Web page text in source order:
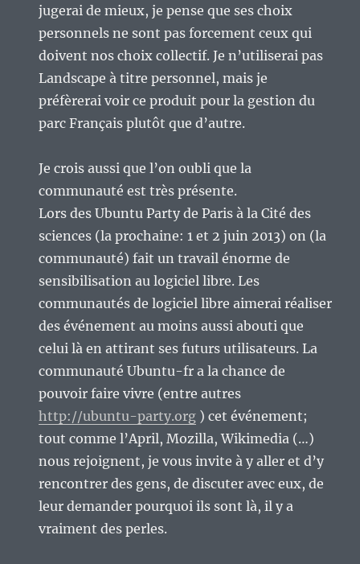
jugerai de mieux, je pense que ses choix
personnels ne sont pas forcement ceux qui
doivent nos choix collectif. Je n’utiliserai pas
Landscape à titre personnel, mais je
préfèrerai voir ce produit pour la gestion du
parc Français plutôt que d’autre.
Je crois aussi que l’on oubli que la
communauté est très présente.
Lors des Ubuntu Party de Paris à la Cité des
sciences (la prochaine: 1 et 2 juin 2013) on (la
communauté) fait un travail énorme de
sensibilisation au logiciel libre. Les
communautés de logiciel libre aimerai réaliser
des événement au moins aussi abouti que
celui là en attirant ses futurs utilisateurs. La
communauté Ubuntu-fr a la chance de
pouvoir faire vivre (entre autres
http://ubuntu-party.org ) cet événement;
tout comme l’April, Mozilla, Wikimedia (…)
nous rejoignent, je vous invite à y aller et d’y
rencontrer des gens, de discuter avec eux, de
leur demander pourquoi ils sont là, il y a
vraiment des perles.